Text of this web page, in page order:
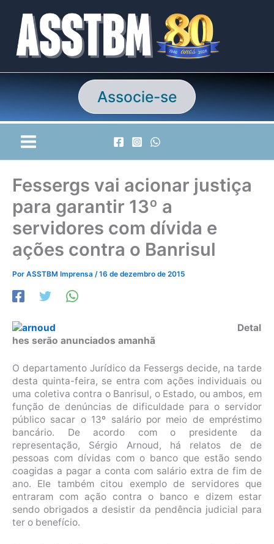
conteúdo
Associe-se
Fessergs vai acionar justiça
para garantir 13º a
servidores com dívida e
ações contra o Banrisul
Por ASSTBM Imprensa /16 de dezembro de 2015
Detal
hes serão anunciados amanhã
O departamento Jurídico da Fessergs decide, na tarde
desta quinta-feira, se entra com ações individuais ou
uma coletiva contra o Banrisul, o Estado, ou ambos, em
função de denúncias de dificuldade para o servidor
público sacar o 13º salário por meio de empréstimo
bancário. De acordo com o presidente da
representação, Sérgio Arnoud, há relatos de de
pessoas com dívidas com o banco que estão sendo
coagidas a pagar a conta com salário extra de fim de
ano. Ele também citou exemplo de servidores que
entraram com ação contra o banco e dizem estar
sendo obrigados a desistir da pendência judicial para
ter o benefício.